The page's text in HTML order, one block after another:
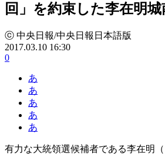
回」を約束した李在明
ⓒ 中央日報/中央日報日本語版
2017.03.10 16:30
0
あ
あ
あ
あ
あ
有力な大統領選候補者である李在明